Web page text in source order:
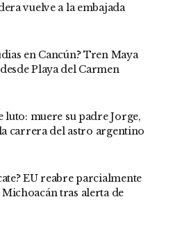
vuelve a la embajada
en Cancún? Tren Maya
Playa del Carmen
luto: muere su padre Jorge,
carrera del astro argentino
EU reabre parcialmente
tras alerta de